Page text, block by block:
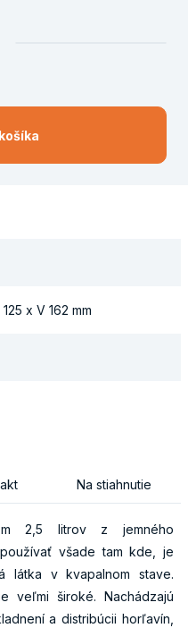
x V 162 mm
Na stiahnutie
2,5 litrov z jemného
všade tam kde, je
látka v kvapalnom stave.
veľmi široké. Nachádzajú
a distribúcii horľavín,